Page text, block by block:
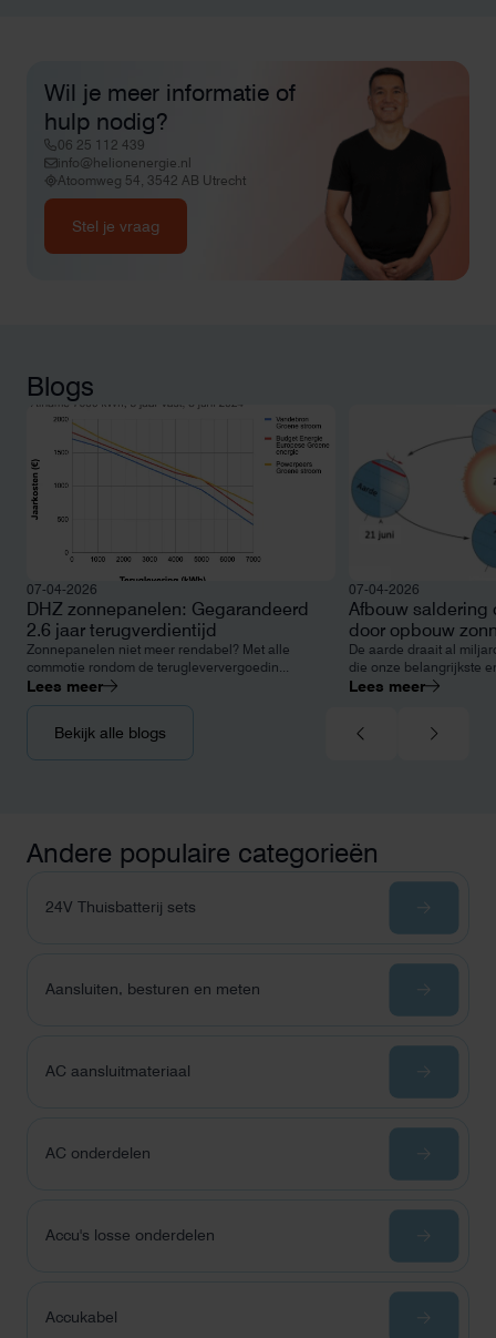
Wil je meer informatie of
hulp nodig?
06 25 112 439
info@helionenergie.nl
Atoomweg 54, 3542 AB Utrecht
Stel je vraag
Blogs
07-04-2026
DHZ zonnepanelen: Gegarandeerd
2.6 jaar terugverdientijd
Zonnepanelen niet meer rendabel? Met alle
commotie rondom de terugleververgoedin...
Lees meer
07-04-2026
Afbouw saldering
door opbouw
De aarde draait al
die onze belangrijkste
Lees meer
Bekijk alle blogs
Andere populaire categorieën
24V Thuisbatterij sets
Aansluiten, besturen en meten
AC aansluitmateriaal
AC onderdelen
Accu's losse onderdelen
Accukabel